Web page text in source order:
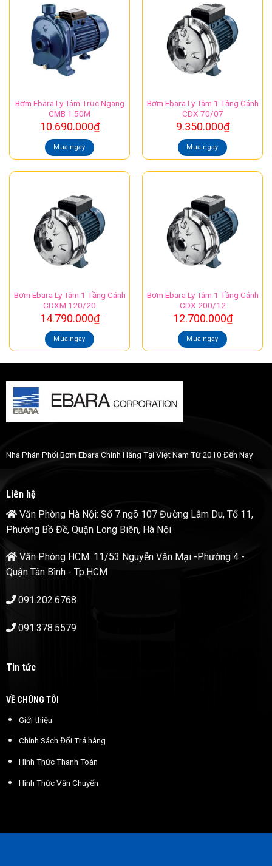
Bơm Ebara Ly Tâm Trục Ngang
CMB 1.50M
10.690.000₫
Mua ngay
Bơm Ebara Ly Tâm 1 Tầng Cánh
CDX 70/07
9.350.000₫
Mua ngay
Bơm Ebara Ly Tâm 1 Tầng Cánh
CDXM 120/20
14.790.000₫
Mua ngay
Bơm Ebara Ly Tâm 1 Tầng Cánh
CDX 200/12
12.700.000₫
Mua ngay
Nhà Phân Phối Bơm Ebara Chính Hãng Tại Việt Nam Từ 2010 Đến Nay
Liên hệ
Văn Phòng Hà Nội: Số 7 ngõ 107 Đường Lâm Du, Tổ 11,
Phường Bồ Đề, Quận Long Biên, Hà Nội
Văn Phòng HCM: 11/53 Nguyễn Văn Mại -Phường 4 -
Quận Tân Bình - Tp.HCM
091.202.6768
091.378.5579
Tin tức
VỀ CHÚNG TÔI
Giới thiệu
Chính Sách Đổi Trả hàng
Hình Thức Thanh Toán
Hình Thức Vận Chuyển